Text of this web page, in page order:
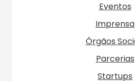
Eventos
Imprensa
Órgãos
Parcerias
Startups